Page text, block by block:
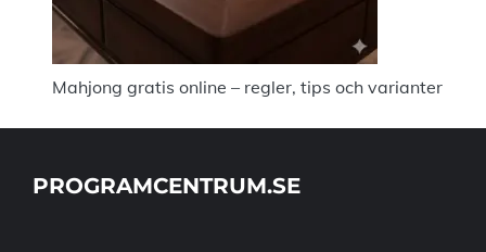
Mahjong gratis online – regler, tips och varianter
PROGRAMCENTRUM.SE